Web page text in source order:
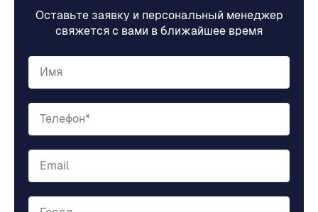
Оставьте заявку и персональный менеджер
свяжется с вами в ближайшее время
Имя
Телефон*
Email